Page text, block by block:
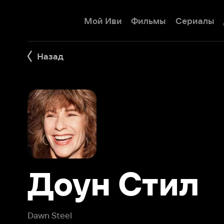
Мой Иви Фильмы Сериалы Детям
Dawn Steel
Доун Стил